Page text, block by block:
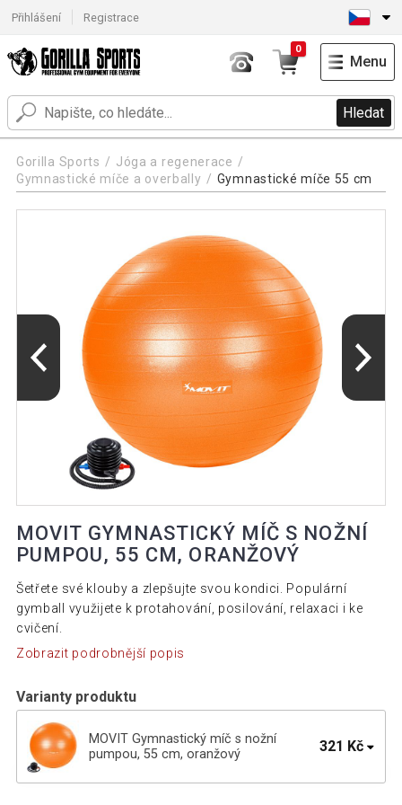
Přihlášení Registrace
Hledat
0
Menu
Gorilla Sports
Jóga a regenerace
Gymnastické míče a overbally
Gymnastické míče 55 cm
MOVIT GYMNASTICKÝ MÍČ S NOŽNÍ
PUMPOU, 55 CM, ORANŽOVÝ
Šetřete své klouby a zlepšujte svou kondici. Populární
gymball využijete k protahování, posilování, relaxaci i ke
cvičení.
Zobrazit podrobnější popis
Varianty produktu
MOVIT Gymnastický míč s nožní
pumpou, 55 cm, oranžový
321 Kč